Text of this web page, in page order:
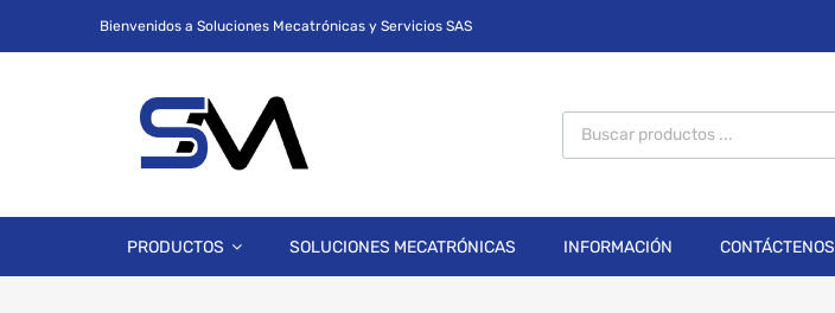
Bienvenidos a Soluciones Mecatrónicas y Servicios SAS
PRODUCTOS SOLUCIONES MECATRÓNICAS INFORMACIÓN CONTÁCTENOS